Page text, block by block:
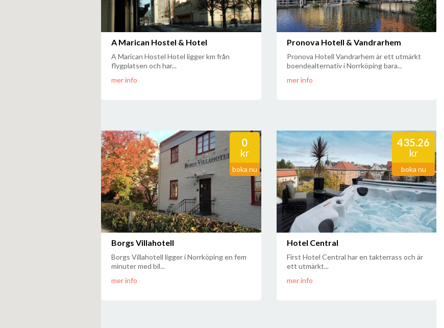
A Marican Hostel & Hotel
A Marican Hostel Hotel ligger km från
flygplatsen och har...
mer info
Pronova Hotell & Vandrarhem
Pronova Hotell Vandrarhem är ett utmärkt
boendealternativ i Norrköping bara...
mer info
0
kr
boka nu
Borgs Villahotell
Borgs Villahotell ligger i Norrköping en fem
minuter med bil...
mer info
435.26
kr
boka nu
Hotel Central
First Hotel Central har en takterrass och är
ett utmärkt...
mer info